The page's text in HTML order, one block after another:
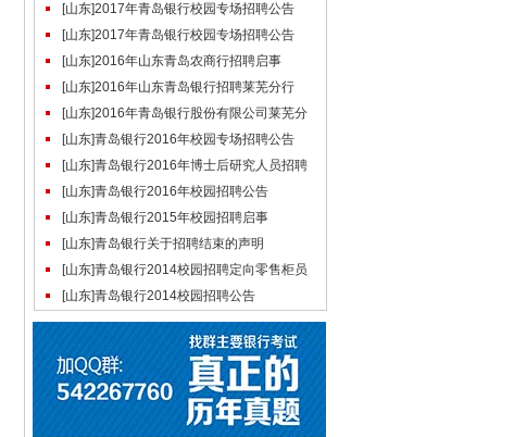
事
[山东]2017年青岛银行校园专场招聘公告
（金融市场岗位）
[山东]2017年青岛银行校园专场招聘公告
（信息技术岗位）
[山东]2016年山东青岛农商行招聘启事
[山东]2016年山东青岛银行招聘莱芜分行
(筹)招若干人公告
[山东]2016年青岛银行股份有限公司莱芜分
行(筹)招聘启事
[山东]青岛银行2016年校园专场招聘公告
[山东]青岛银行2016年博士后研究人员招聘
简章[山东]青岛银行2016年校园招聘公告
[山东]青岛银行2015年校园招聘启事
[山东]青岛银行关于招聘结束的声明
[山东]青岛银行2014校园招聘定向零售柜员
公告[山东]青岛银行2014校园招聘公告